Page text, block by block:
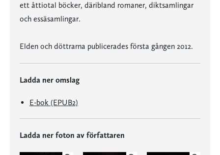
ett åttiotal böcker, däribland romaner, diktsamlingar
och essäsamlingar.
Elden och döttrarna publicerades första gången 2012.
Ladda ner omslag
E-bok (EPUB2)
Ladda ner foton av författaren